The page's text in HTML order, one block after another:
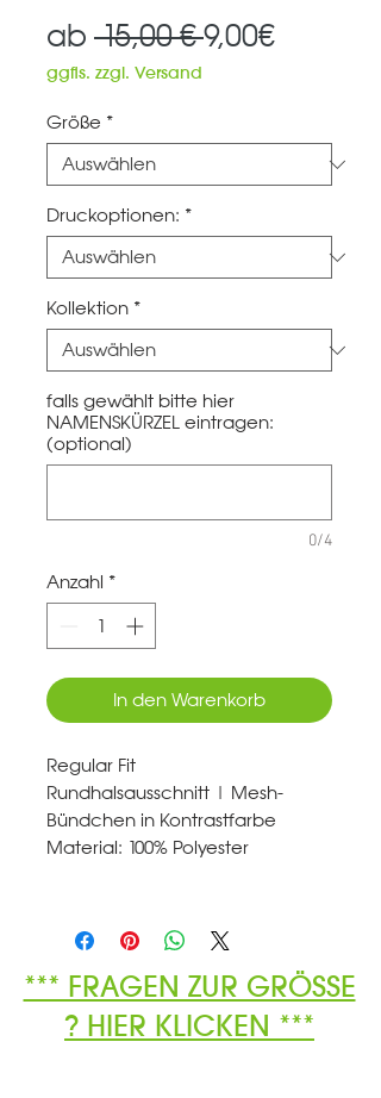
ab 15,00 € Standardpreis
9,00€Sale-
ggfls. zzgl. Versand
Größe *
Druckoptionen: *
Kollektion *
falls gewählt bitte hier
NAMENSKÜRZEL eintragen:
(optional)
0/4
Anzahl *
In den Warenkorb
Regular Fit
Rundhalsausschnitt | Mesh‐
Bündchen in Kontrastfarbe
Material: 100% Polyester
*** FRAGEN ZUR GRÖSSE
? HIER KLICKEN ***